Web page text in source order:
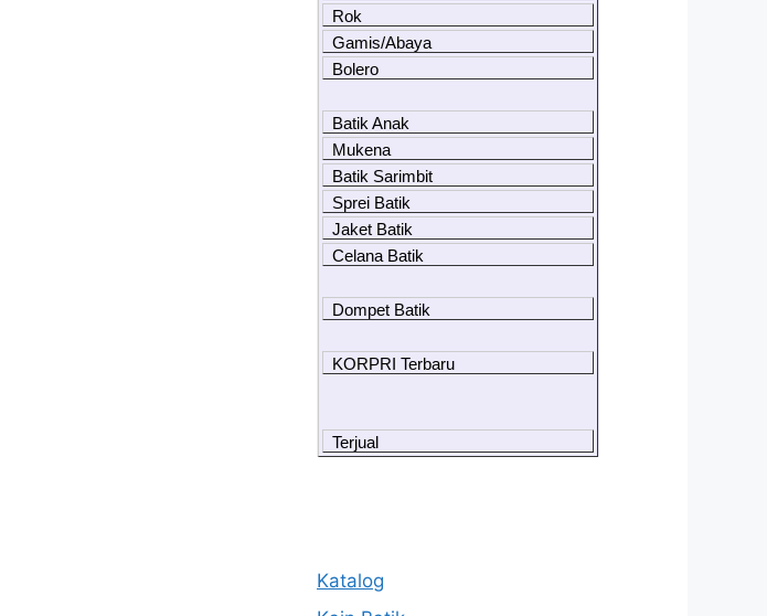
Rok
Gamis/Abaya
Bolero
Batik Anak
Mukena
Batik Sarimbit
Sprei Batik
Jaket Batik
Celana Batik
Dompet Batik
KORPRI Terbaru
Terjual
Katalog